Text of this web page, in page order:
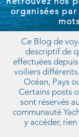
organisées
Ce Blog de
descriptif de
effectuées
voiliers
Océan, Pays
Certains posts
sont réservés
communauté
y accéder,